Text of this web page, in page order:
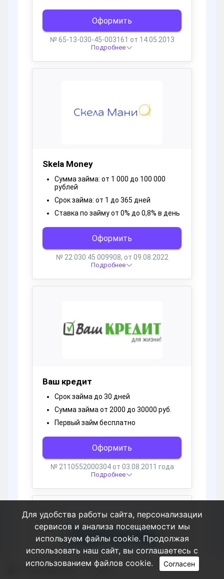
Пользователи Sergphe
Для удобства работы сайта, персонализации
сервисов и анализа посещаемости мы
используем файлы cookie. Продолжая
использовать наш сайт, вы соглашаетесь с
использованием файлов cookie.
Согласен